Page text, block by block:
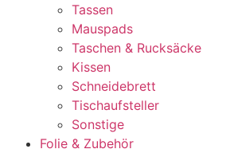
Tassen
Mauspads
Taschen & Rucksäcke
Kissen
Schneidebrett
Tischaufsteller
Sonstige
Folie & Zubehör